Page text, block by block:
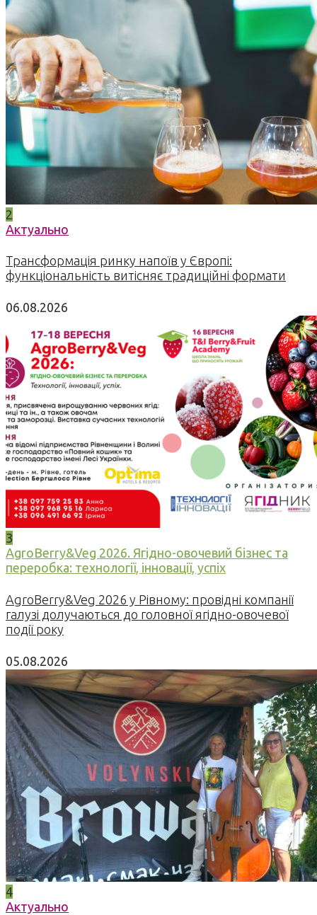
2
Актуально
Трансформація ринку напоїв у Європі:
функціональність витісняє традиційні формати
06.08.2026
3
AgroBerry&Veg 2026. Ягідно-овочевий бізнес та
переробка: технології, інновації, успіх
AgroBerry&Veg 2026 у Рівному: провідні компанії
галузі долучаються до головної ягідно-овочевої
події року
05.08.2026
4
Актуально